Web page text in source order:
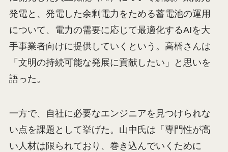
発電と、発電した余剰電力をためる蓄電池の運用
について、電力の需要に応じて最適化するAIを大
手事業者向けに提供していくという。高橋さんは
「文明の持続可能な発展に貢献したい」と思いを
語った。
一方で、自社に必要なエンジニアを見つけられな
い点を課題として挙げた。山中氏は「専門性が高
い人材は限られており、巻き込んでいくために